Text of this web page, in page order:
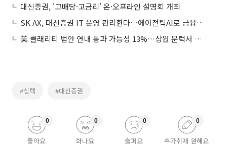
대신증권, '고배당·고금리' 온·오프라인 설명회 개최
SK AX, 대신증권 IT 운영 관리한다…에이전틱AI로 금융인프라 운영 혁신
美 클래리티 법안 연내 통과 가능성 13%…상원 문턱서 제동
#심텍 #대신증권
좋아요
0
화나요
0
슬퍼요
0
추가취재 원해요
0